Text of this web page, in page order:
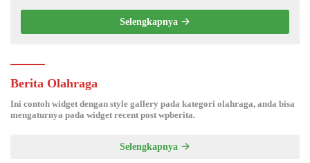
Selengkapnya
Berita Olahraga
Ini contoh widget dengan style gallery pada kategori olahraga, anda bisa
mengaturnya pada widget recent post wpberita.
Selengkapnya